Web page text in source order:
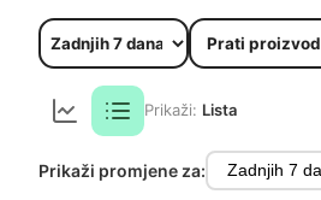
Prati proizvod
Prikaži: Lista
Prikaži promjene za: